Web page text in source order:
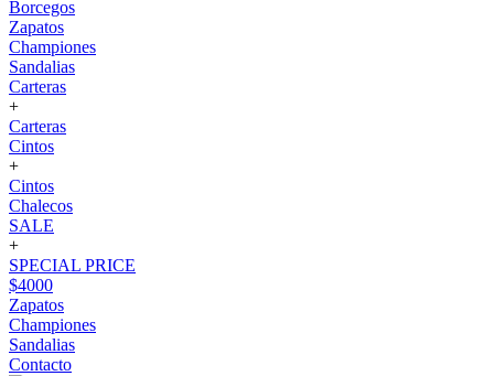
Borcegos
Zapatos
Championes
Sandalias
Carteras
+
Carteras
Cintos
+
Cintos
Chalecos
SALE
+
SPECIAL PRICE
$4000
Zapatos
Championes
Sandalias
Contacto